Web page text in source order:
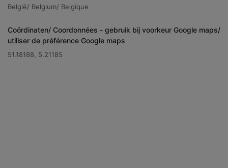
België/ Belgium/ Belgique
Coördinaten/ Coordonnées - gebruik bij voorkeur Google maps/
utiliser de préférence Google maps
51.18188, 5.21185